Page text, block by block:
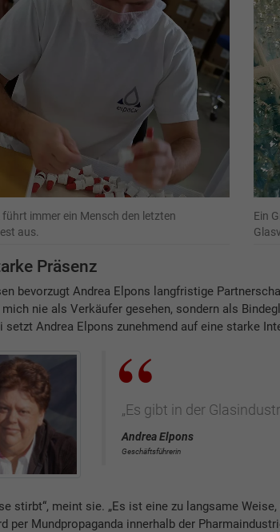
führt immer ein Mensch den letzten
aus.
Ein
Präsenz
bevorzugt Andrea Elpons langfristige
mich nie als Verkäufer gesehen, sondern als
setzt Andrea Elpons zunehmend auf eine starke
„Es gibt in der
Andrea Elpons
Geschäftsführerin
stirbt“, meint sie. „Es ist eine zu langsame
per Mundpropaganda innerhalb der